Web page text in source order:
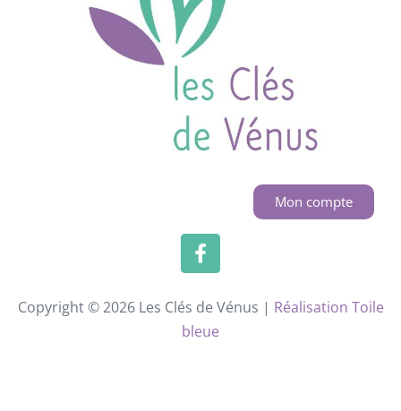
Mon compte
Copyright © 2026 Les Clés de Vénus | Réalisation Toile
bleue